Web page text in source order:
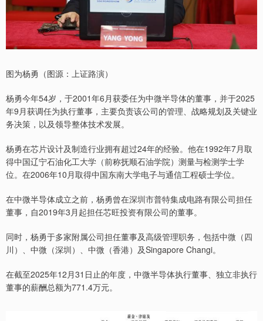
图为杨勇（图源：上证路演）
杨勇今年54岁，于2001年6月获委任为中微半导体的董事，并于2025
年9月获调任为执行董事，主要负责该公司的管理、战略规划及关键业
务决策，以及领导整体技术发展。
杨勇在芯片设计及制造行业拥有超过24年的经验。他在1992年7月取
得中国辽宁石油化工大学（前称抚顺石油学院）测量与检测学士学
位。在2006年10月取得中国东南大学电子与通信工程硕士学位。
在中微半导体成立之前，杨勇曾在深圳市普特集成电路有限公司担任
董事，自2019年3月起担任芯旺投资有限公司的董事。
同时，杨勇于多家附属公司担任董事及高级管理职务，包括中微（四
川）、中微（深圳）、中微（香港）及Singapore Changi。
在截至2025年12月31日止的年度，中微半导体执行董事、独立非执行
董事的薪酬总额为771.4万元。